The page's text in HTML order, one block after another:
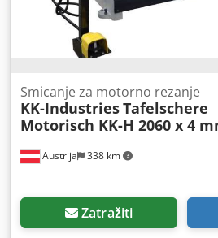
Austrija 338 km
Smicanje za motorno rezanje
KK-IndustriesTafelschere
Motorisch KK-H 2060 x 4
Zatražiti